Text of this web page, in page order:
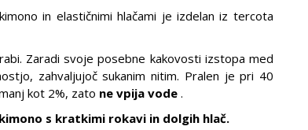
in elastičnimi hlačami je izdelan iz tercota
Zaradi svoje posebne kakovosti izstopa med
zahvaljujoč sukanim nitim. Pralen je pri 40
kot 2%, zato ne vpija vode .
s kratkimi rokavi in dolgih hlač.